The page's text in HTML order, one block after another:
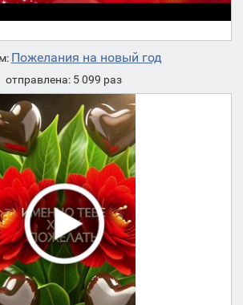
Пожелания на новый год
отправлена: 5 099 раз